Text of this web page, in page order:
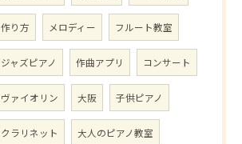
作り方 メロディー フルート教室
ジャズピアノ 作曲アプリ コンサート
ヴァイオリン 大阪 子供ピアノ
クラリネット 大人のピアノ教室